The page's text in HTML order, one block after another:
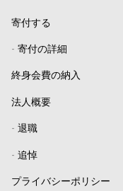
寄付する
- 寄付の詳細
終身会費の納入
法人概要
- 退職
- 追悼
プライバシーポリシー